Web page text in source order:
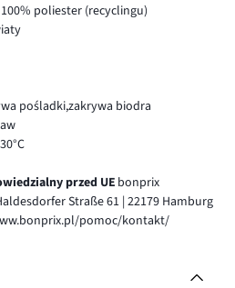
poliester (recyclingu)
pośladki,zakrywa biodra
przed UE bonprix
Straße 61 | 22179 Hamburg
pomoc/kontakt/